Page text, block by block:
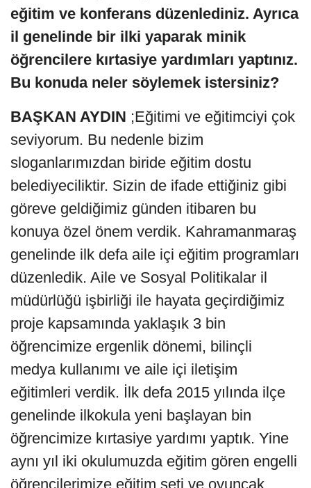
eğitim ve konferans düzenlediniz. Ayrıca
il genelinde bir ilki yaparak minik
öğrencilere kırtasiye yardımları yaptınız.
Bu konuda neler söylemek istersiniz?
BAŞKAN AYDIN ;Eğitimi ve eğitimciyi çok
seviyorum. Bu nedenle bizim
sloganlarımızdan biride eğitim dostu
belediyeciliktir. Sizin de ifade ettiğiniz gibi
göreve geldiğimiz günden itibaren bu
konuya özel önem verdik. Kahramanmaraş
genelinde ilk defa aile içi eğitim programları
düzenledik. Aile ve Sosyal Politikalar il
müdürlüğü işbirliği ile hayata geçirdiğimiz
proje kapsamında yaklaşık 3 bin
öğrencimize ergenlik dönemi, bilinçli
medya kullanımı ve aile içi iletişim
eğitimleri verdik. İlk defa 2015 yılında ilçe
genelinde ilkokula yeni başlayan bin
öğrencimize kırtasiye yardımı yaptık. Yine
aynı yıl iki okulumuzda eğitim gören engelli
öğrencilerimize eğitim seti ve oyuncak